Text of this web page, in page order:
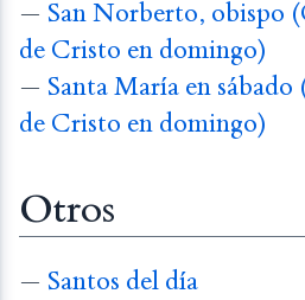
— San Norberto, obispo
de Cristo en domingo)
— Santa María en
de Cristo en domingo)
Otros
— Santos del día